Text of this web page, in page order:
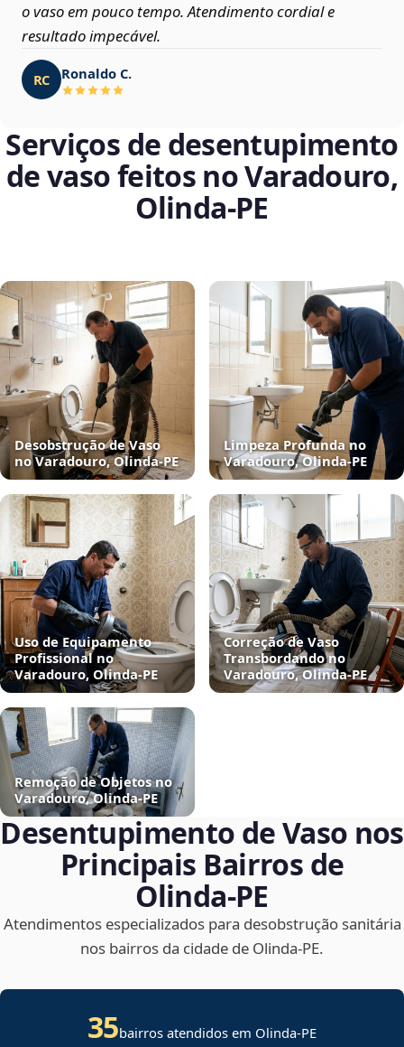
o vaso em pouco tempo. Atendimento cordial e
resultado impecável.
RC Ronaldo C.
Serviços de desentupimento
de vaso feitos no Varadouro,
Olinda‑PE
Desobstrução de Vaso
no Varadouro, Olinda‑PE
Limpeza Profunda no
Varadouro, Olinda‑PE
Uso de Equipamento
Profissional no
Varadouro, Olinda‑PE
Correção de Vaso
Transbordando no
Varadouro, Olinda‑PE
Remoção de Objetos no
Varadouro, Olinda‑PE
Desentupimento de Vaso nos
Principais Bairros de
Olinda‑PE
Atendimentos especializados para desobstrução sanitária
nos bairros da cidade de Olinda‑PE.
35bairros atendidos em Olinda-PE